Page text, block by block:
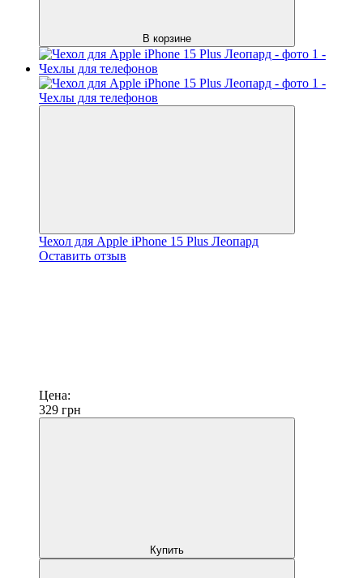
В корзине
Чехол для Apple iPhone 15 Plus Леопард
Оставить отзыв
Цена:
329 грн
Купить